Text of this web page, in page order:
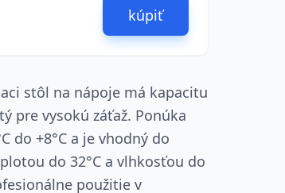
kúpiť
stôl na nápoje má kapacitu
pre vysokú záťaž. Ponúka
do +8°C a je vhodný do
do 32°C a vlhkosťou do
použitie v